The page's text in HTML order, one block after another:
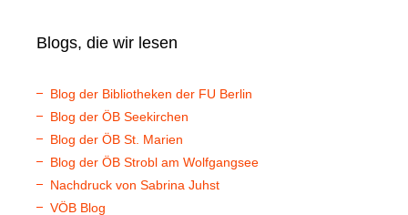
Blogs, die wir lesen
Blog der Bibliotheken der FU Berlin
Blog der ÖB Seekirchen
Blog der ÖB St. Marien
Blog der ÖB Strobl am Wolfgangsee
Nachdruck von Sabrina Juhst
VÖB Blog